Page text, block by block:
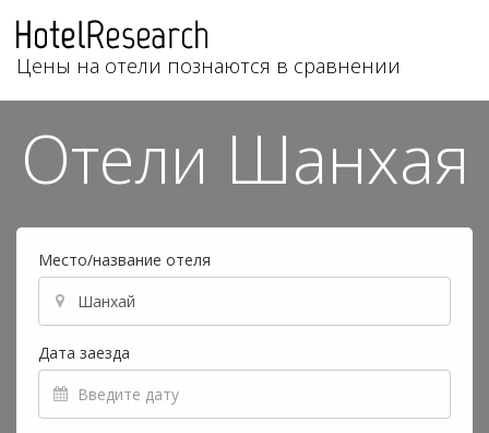
Цены на отели познаются в сравнении
Отели Шанхая
Место/название отеля
Дата заезда